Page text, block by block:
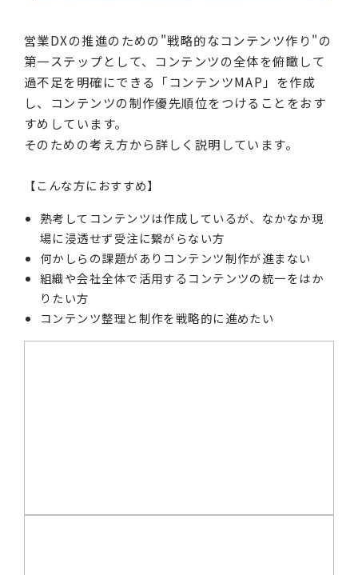
営業DXの推進のための"戦略的なコンテンツ作り"の
第一ステップとして、コンテンツの全体を俯瞰して
過不足を明確にできる「コンテンツMAP」を作成
し、コンテンツの制作優先順位をつけることをおす
すめしています。
そのための考え方から詳しく説明しています。
【こんな方におすすめ】
熟考してコンテンツは作成しているが、なかなか現
場に浸透せず受注に繋がらない方
何かしらの課題がありコンテンツ制作が進まない
組織や会社全体で活用するコンテンツの統一をはか
りたい方
コンテンツ整理と制作を戦略的に進めたい